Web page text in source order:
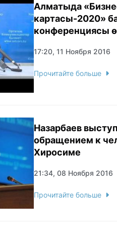
Алматыда
картасы-2020»
конференциясы
17:20, 11 Ноября 2016
Прочитайте больше
Назарбаев
обращением к
Хиросиме
21:34, 08 Ноября 2016
Прочитайте больше